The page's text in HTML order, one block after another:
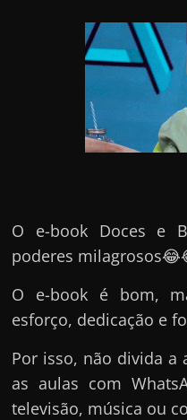
O e-book Doces e
poderes
O e-book é bom,
esforço, dedicação e
Por isso, não divida a
as aulas com
televisão, música ou